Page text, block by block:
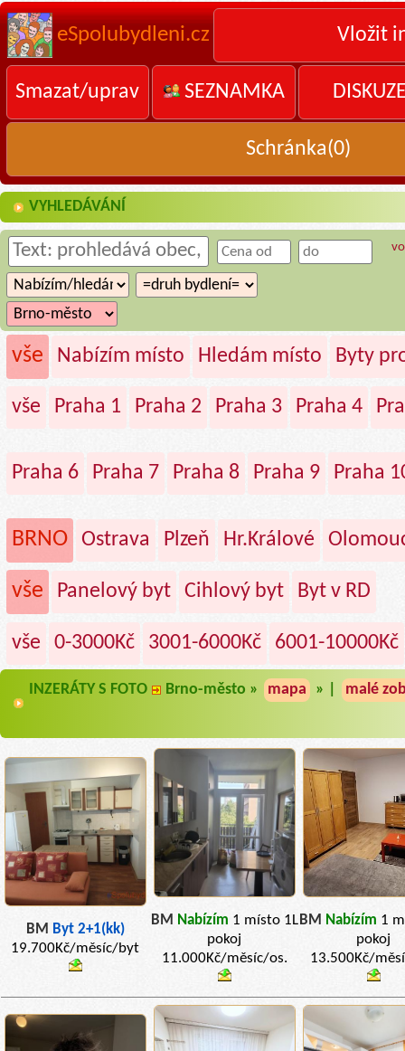
eSpolubydleni.cz Vložit
Smazat/uprav SEZNAMKA
Schránka(0)
VYHLEDÁVÁNÍ
vše Nabízím místo Hledám místo Byty
vše Praha 1 Praha 2 Praha 3 Praha 4
Praha 6 Praha 7 Praha 8 Praha 9 Praha
BRNO Ostrava Plzeň Hr.Králové
vše Panelový byt Cihlový byt Byt v RD
vše 0-3000Kč 3001-6000Kč 6001-10000Kč
INZERÁTY S FOTO Brno-město » mapa » | malé
BM Byt 2+1(kk)
19.700Kč/měsíc/byt
BM Nabízím 1 místo 1L
pokoj
11.000Kč/měsíc/os.
BM Nabízím 1
pokoj
13.500Kč/